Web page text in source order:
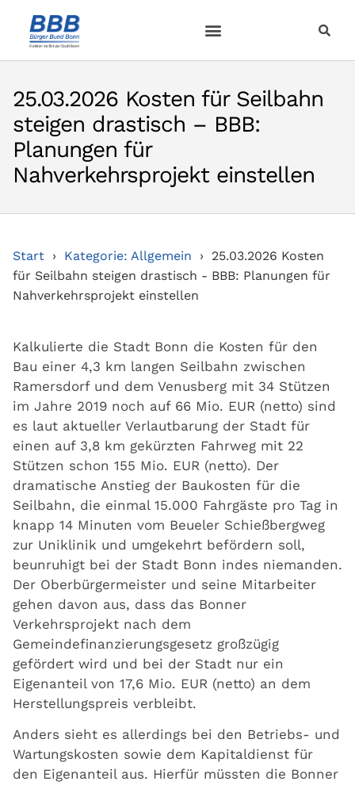
25.03.2026 Kosten für Seilbahn
steigen drastisch – BBB:
Planungen für
Nahverkehrsprojekt einstellen
Start Kategorie: Allgemein
25.03.2026 Kosten
für Seilbahn steigen drastisch - BBB: Planungen für
Nahverkehrsprojekt einstellen
Kalkulierte die Stadt Bonn die Kosten für den
Bau einer 4,3 km langen Seilbahn zwischen
Ramersdorf und dem Venusberg mit 34 Stützen
im Jahre 2019 noch auf 66 Mio. EUR (netto) sind
es laut aktueller Verlautbarung der Stadt für
einen auf 3,8 km gekürzten Fahrweg mit 22
Stützen schon 155 Mio. EUR (netto). Der
dramatische Anstieg der Baukosten für die
Seilbahn, die einmal 15.000 Fahrgäste pro Tag in
knapp 14 Minuten vom Beueler Schießbergweg
zur Uniklinik und umgekehrt befördern soll,
beunruhigt bei der Stadt Bonn indes niemanden.
Der Oberbürgermeister und seine Mitarbeiter
gehen davon aus, dass das Bonner
Verkehrsprojekt nach dem
Gemeindefinanzierungsgesetz großzügig
gefördert wird und bei der Stadt nur ein
Eigenanteil von 17,6 Mio. EUR (netto) an dem
Herstellungspreis verbleibt.
Anders sieht es allerdings bei den Betriebs- und
Wartungskosten sowie dem Kapitaldienst für
den Eigenanteil aus. Hierfür müssten die Bonner